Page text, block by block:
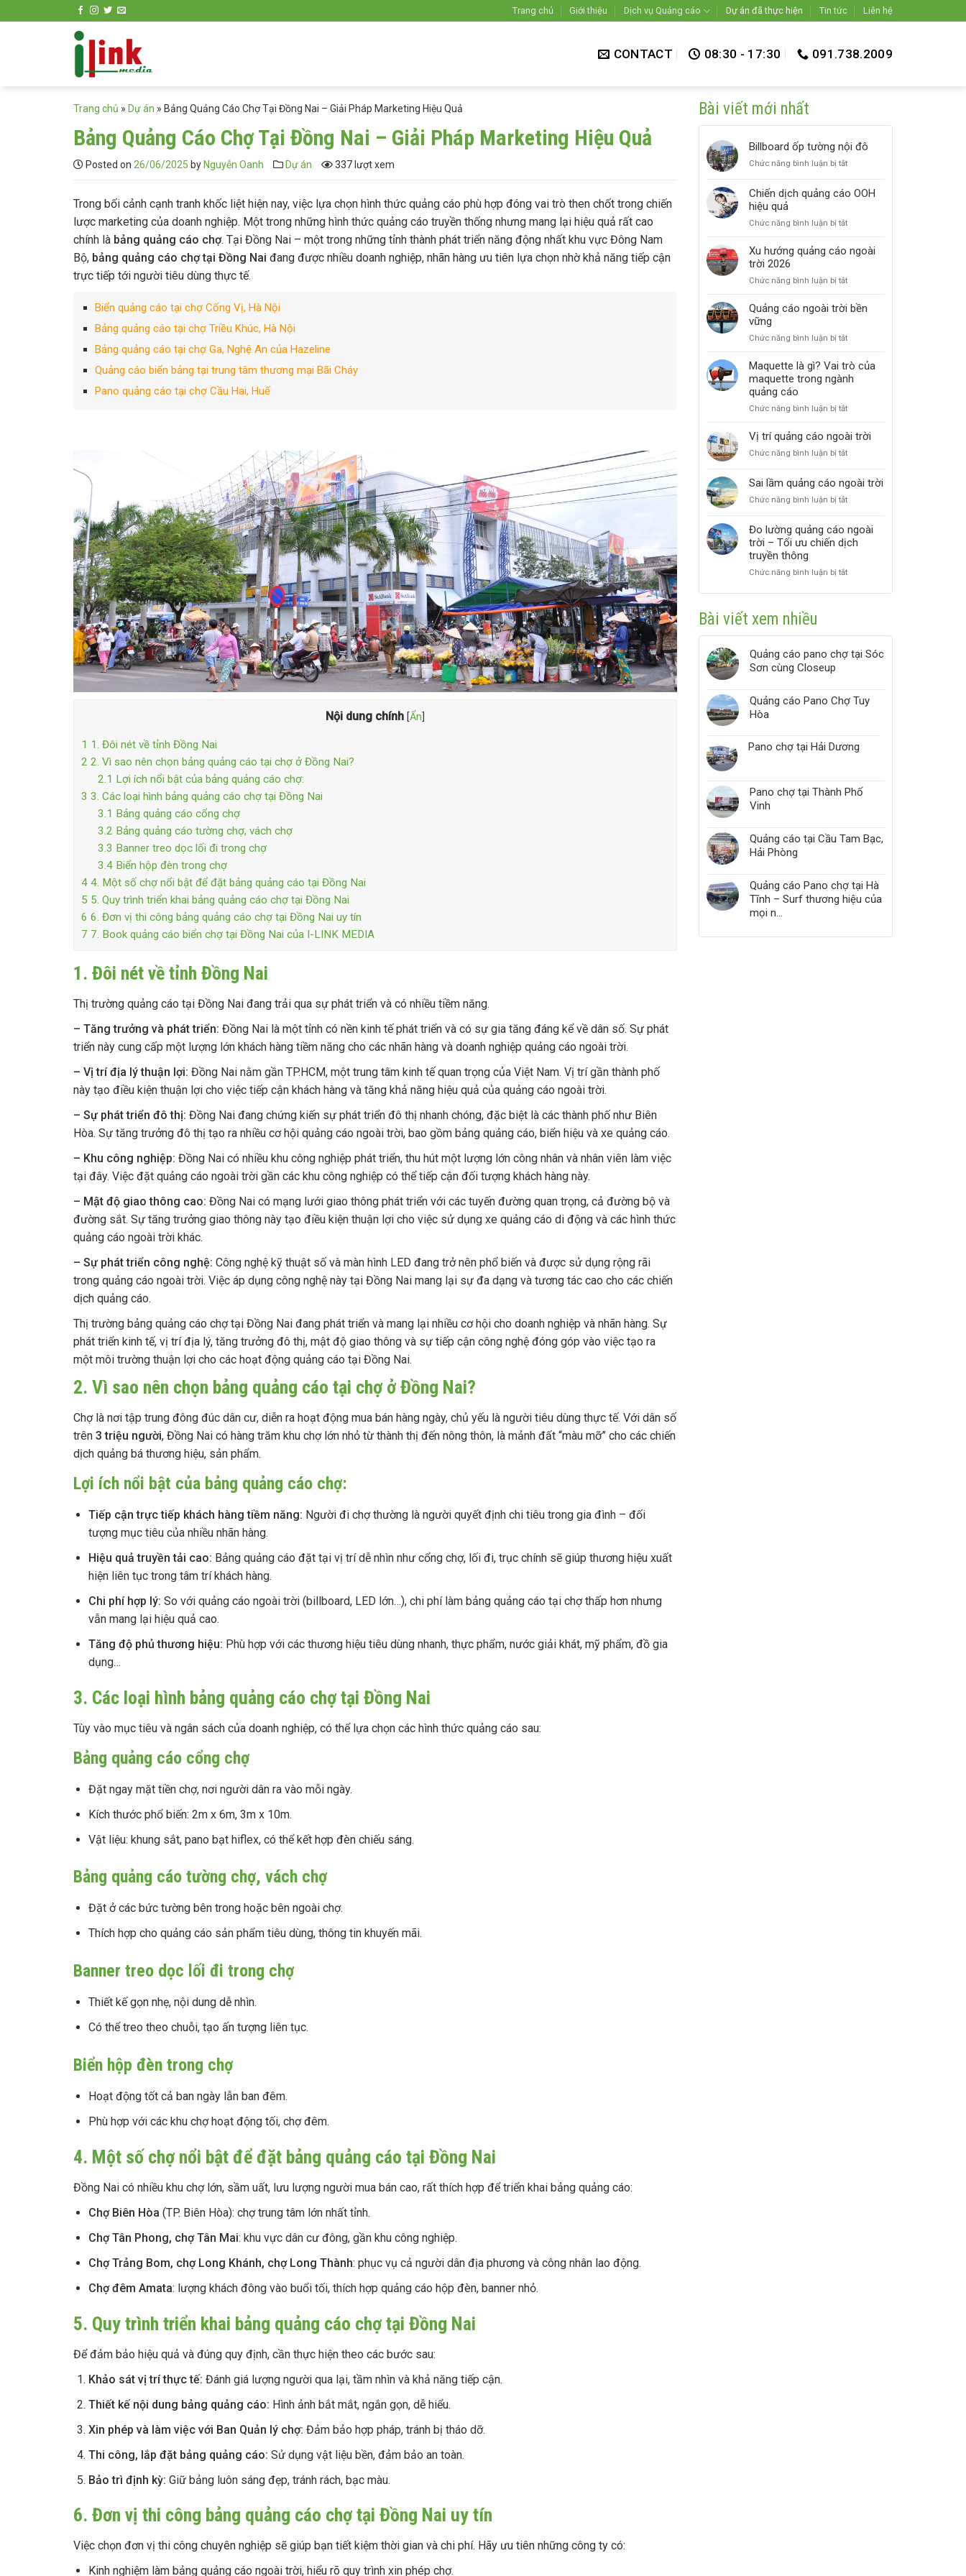
to
Trang chủ Giới thiệu Dịch vụ Quảng cáo Dự án đã thực hiện Tin tức Liên hệ
CONTACT 08:30 - 17:30 091.738.2009
Trang chủ » Dự án » Bảng Quảng Cáo Chợ Tại Đồng Nai – Giải Pháp Marketing Hiệu Quả
Bảng Quảng Cáo Chợ Tại Đồng Nai – Giải Pháp Marketing Hiệu Quả
Posted on 26/06/2025 by Nguyễn Oanh Dự án 337 lượt xem
Trong bối cảnh cạnh tranh khốc liệt hiện nay, việc lựa chọn hình thức quảng cáo phù hợp đóng vai trò then chốt trong chiến
lược marketing của doanh nghiệp. Một trong những hình thức quảng cáo truyền thống nhưng mang lại hiệu quả rất cao
chính là bảng quảng cáo chợ. Tại Đồng Nai – một trong những tỉnh thành phát triển năng động nhất khu vực Đông Nam
Bộ, bảng quảng cáo chợ tại Đồng Nai đang được nhiều doanh nghiệp, nhãn hàng ưu tiên lựa chọn nhờ khả năng tiếp cận
trực tiếp tới người tiêu dùng thực tế.
Biển quảng cáo tại chợ Cống Vị, Hà Nội
Bảng quảng cáo tại chợ Triều Khúc, Hà Nội
Bảng quảng cáo tại chợ Ga, Nghệ An của Hazeline
Quảng cáo biển bảng tại trung tâm thương mại Bãi Cháy
Pano quảng cáo tại chợ Cầu Hai, Huế
Nội dung chính [Ẩn
1 1. Đôi nét về tỉnh Đồng Nai
2 2. Vì sao nên chọn bảng quảng cáo tại chợ ở Đồng Nai?
2.1 Lợi ích nổi bật của bảng quảng cáo chợ:
3 3. Các loại hình bảng quảng cáo chợ tại Đồng Nai
3.1 Bảng quảng cáo cổng chợ
3.2 Bảng quảng cáo tường chợ, vách chợ
3.3 Banner treo dọc lối đi trong chợ
3.4Biển hộp đèn trong chợ
4 4. Một số chợ nổi bật để đặt bảng quảng cáo tại Đồng Nai
5 5. Quy trình triển khai bảng quảng cáo chợ tại Đồng Nai
6 6. Đơn vị thi công bảng quảng cáo chợ tại Đồng Nai uy tín
7 7. Book quảng cáo biển chợ tại Đồng Nai của I-LINK MEDIA
1. Đôi nét về tỉnh Đồng Nai
Thị trường quảng cáo tại Đồng Nai đang trải qua sự phát triển và có nhiều tiềm năng.
– Tăng trưởng và phát triển: Đồng Nai là một tỉnh có nền kinh tế phát triển và có sự gia tăng đáng kể về dân số. Sự phát
triển này cung cấp một lượng lớn khách hàng tiềm năng cho các nhãn hàng và doanh nghiệp quảng cáo ngoài trời.
– Vị trí địa lý thuận lợi: Đồng Nai nằm gần TP.HCM, một trung tâm kinh tế quan trọng của Việt Nam. Vị trí gần thành phố
này tạo điều kiện thuận lợi cho việc tiếp cận khách hàng và tăng khả năng hiệu quả của quảng cáo ngoài trời.
– Sự phát triển đô thị: Đồng Nai đang chứng kiến sự phát triển đô thị nhanh chóng, đặc biệt là các thành phố như Biên
Hòa. Sự tăng trưởng đô thị tạo ra nhiều cơ hội quảng cáo ngoài trời, bao gồm bảng quảng cáo, biển hiệu và xe quảng cáo.
– Khu công nghiệp: Đồng Nai có nhiều khu công nghiệp phát triển, thu hút một lượng lớn công nhân và nhân viên làm việc
tại đây. Việc đặt quảng cáo ngoài trời gần các khu công nghiệp có thể tiếp cận đối tượng khách hàng này.
– Mật độ giao thông cao: Đồng Nai có mạng lưới giao thông phát triển với các tuyến đường quan trọng, cả đường bộ và
đường sắt. Sự tăng trưởng giao thông này tạo điều kiện thuận lợi cho việc sử dụng xe quảng cáo di động và các hình thức
quảng cáo ngoài trời khác.
– Sự phát triển công nghệ: Công nghệ kỹ thuật số và màn hình LED đang trở nên phổ biến và được sử dụng rộng rãi
trong quảng cáo ngoài trời. Việc áp dụng công nghệ này tại Đồng Nai mang lại sự đa dạng và tương tác cao cho các chiến
dịch quảng cáo.
Thị trường bảng quảng cáo chợ tại Đồng Nai đang phát triển và mang lại nhiều cơ hội cho doanh nghiệp và nhãn hàng. Sự
phát triển kinh tế, vị trí địa lý, tăng trưởng đô thị, mật độ giao thông và sự tiếp cận công nghệ đóng góp vào việc tạo ra
một môi trường thuận lợi cho các hoạt động quảng cáo tại Đồng Nai.
2. Vì sao nên chọn bảng quảng cáo tại chợ ở Đồng Nai?
Chợ là nơi tập trung đông đúc dân cư, diễn ra hoạt động mua bán hàng ngày, chủ yếu là người tiêu dùng thực tế. Với dân số
trên 3 triệu người, Đồng Nai có hàng trăm khu chợ lớn nhỏ từ thành thị đến nông thôn, là mảnh đất “màu mỡ” cho các chiến
dịch quảng bá thương hiệu, sản phẩm.
Lợi ích nổi bật của bảng quảng cáo chợ:
Tiếp cận trực tiếp khách hàng tiềm năng: Người đi chợ thường là người quyết định chi tiêu trong gia đình – đối
tượng mục tiêu của nhiều nhãn hàng.
Hiệu quả truyền tải cao: Bảng quảng cáo đặt tại vị trí dễ nhìn như cổng chợ, lối đi, trục chính sẽ giúp thương hiệu xuất
hiện liên tục trong tâm trí khách hàng.
Chi phí hợp lý: So với quảng cáo ngoài trời (billboard, LED lớn…), chi phí làm bảng quảng cáo tại chợ thấp hơn nhưng
vẫn mang lại hiệu quả cao.
Tăng độ phủ thương hiệu: Phù hợp với các thương hiệu tiêu dùng nhanh, thực phẩm, nước giải khát, mỹ phẩm, đồ gia
dụng…
3. Các loại hình bảng quảng cáo chợ tại Đồng Nai
Tùy vào mục tiêu và ngân sách của doanh nghiệp, có thể lựa chọn các hình thức quảng cáo sau:
Bảng quảng cáo cổng chợ
Đặt ngay mặt tiền chợ, nơi người dân ra vào mỗi ngày.
Kích thước phổ biến: 2m x 6m, 3m x 10m.
Vật liệu: khung sắt, pano bạt hiflex, có thể kết hợp đèn chiếu sáng.
Bảng quảng cáo tường chợ, vách chợ
Đặt ở các bức tường bên trong hoặc bên ngoài chợ.
Thích hợp cho quảng cáo sản phẩm tiêu dùng, thông tin khuyến mãi.
Banner treo dọc lối đi trong chợ
Thiết kế gọn nhẹ, nội dung dễ nhìn.
Có thể treo theo chuỗi, tạo ấn tượng liên tục.
Biển hộp đèn trong chợ
Hoạt động tốt cả ban ngày lẫn ban đêm.
Phù hợp với các khu chợ hoạt động tối, chợ đêm.
4. Một số chợ nổi bật để đặt bảng quảng cáo tại Đồng Nai
Đồng Nai có nhiều khu chợ lớn, sầm uất, lưu lượng người mua bán cao, rất thích hợp để triển khai bảng quảng cáo:
Chợ Biên Hòa (TP. Biên Hòa): chợ trung tâm lớn nhất tỉnh.
Chợ Tân Phong, chợ Tân Mai: khu vực dân cư đông, gần khu công nghiệp.
Chợ Trảng Bom, chợ Long Khánh, chợ Long Thành: phục vụ cả người dân địa phương và công nhân lao động.
Chợ đêm Amata: lượng khách đông vào buổi tối, thích hợp quảng cáo hộp đèn, banner nhỏ.
5. Quy trình triển khai bảng quảng cáo chợ tại Đồng Nai
Để đảm bảo hiệu quả và đúng quy định, cần thực hiện theo các bước sau:
Khảo sát vị trí thực tế: Đánh giá lượng người qua lại, tầm nhìn và khả năng tiếp cận.
Thiết kế nội dung bảng quảng cáo: Hình ảnh bắt mắt, ngắn gọn, dễ hiểu.
Xin phép và làm việc với Ban Quản lý chợ: Đảm bảo hợp pháp, tránh bị tháo dỡ.
Thi công, lắp đặt bảng quảng cáo: Sử dụng vật liệu bền, đảm bảo an toàn.
Bảo trì định kỳ: Giữ bảng luôn sáng đẹp, tránh rách, bạc màu.
6. Đơn vị thi công bảng quảng cáo chợ tại Đồng Nai uy tín
Việc chọn đơn vị thi công chuyên nghiệp sẽ giúp bạn tiết kiệm thời gian và chi phí. Hãy ưu tiên những công ty có:
Kinh nghiệm làm bảng quảng cáo ngoài trời, hiểu rõ quy trình xin phép chợ.
Bài viết mới nhất
Billboard ốp tường nội đô
Chức năng bình luận bị tắtở
tường
đô
Chiến dịch quảng cáo OOH
hiệu quả
Chức năng bình luận bị tắtở
dịch
quảng
OOH
quả
Xu hướng quảng cáo ngoài
trời 2026
Chức năng bình luận bị tắtở
hướng
ngoài
2026
Quảng cáo ngoài trời bền
vững
Chức năng bình luận bị tắtở
cáo
ngoài
vững
Maquette là gì? Vai trò của
maquette trong ngành
quảng cáo
Chức năng bình luận bị tắtở
là
Vai
của
trong
quảng
cáo
Vị trí quảng cáo ngoài trời
Chức năng bình luận bị tắtở
quảng
cáo
trời
Sai lầm quảng cáo ngoài trời
Chức năng bình luận bị tắtở
quảng
cáo
trời
Đo lường quảng cáo ngoài
trời – Tối ưu chiến dịch
truyền thông
Chức năng bình luận bị tắtở
lường
–
dịch
Bài viết xem nhiều
Quảng cáo pano chợ tại Sóc
Sơn cùng Closeup
Quảng cáo Pano Chợ Tuy
Hòa
Pano chợ tại Hải Dương
Pano chợ tại Thành Phố
Vinh
Quảng cáo tại Cầu Tam Bạc,
Hải Phòng
Quảng cáo Pano chợ tại Hà
Tĩnh – Surf thương hiệu của
mọi n...